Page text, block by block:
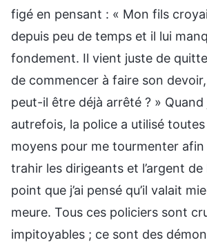
figé en pensant : « Mon fils
depuis peu de temps et il lui
fondement. Il vient juste de
de commencer à faire son
peut-il être déjà arrêté ? » Quand
autrefois, la police a utilisé
moyens pour me tourmenter
trahir les dirigeants et l’argent de
point que j’ai pensé qu’il valait
meure. Tous ces policiers sont
impitoyables ; ce sont des